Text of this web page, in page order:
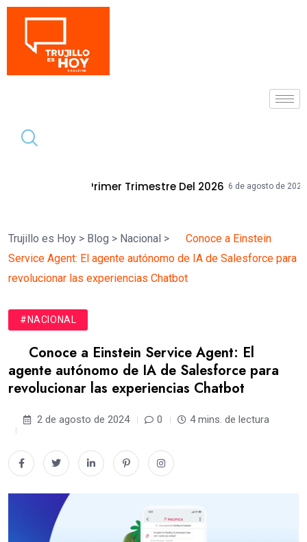
Trimestre Del 2026 6 de agosto de 2026 Mallplaza
Trujillo es Hoy > Blog > Nacional >
Conoce a Einstein
Service Agent: El agente autónomo de IA de Salesforce para
revolucionar las experiencias Chatbot
#NACIONAL
Conoce a Einstein Service Agent: El
agente autónomo de IA de Salesforce para
revolucionar las experiencias Chatbot
2 de agosto de 2024 0 4 mins. de lectura